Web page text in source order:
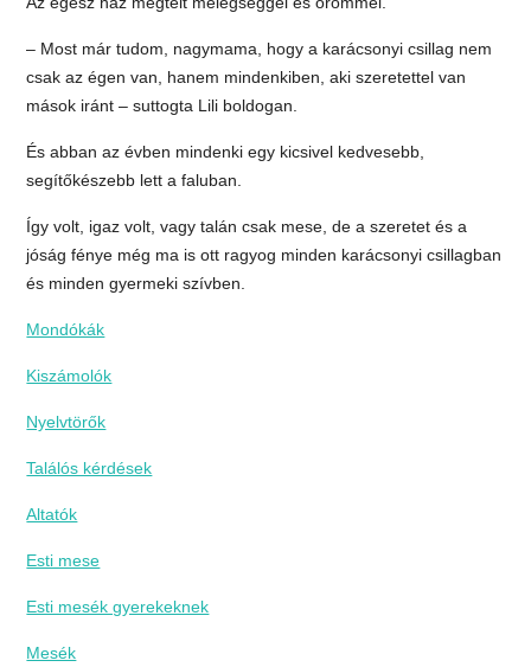
– Most már tudom, nagymama, hogy a karácsonyi csillag nem
csak az égen van, hanem mindenkiben, aki szeretettel van
mások iránt – suttogta Lili boldogan.
És abban az évben mindenki egy kicsivel kedvesebb,
segítőkészebb lett a faluban.
Így volt, igaz volt, vagy talán csak mese, de a szeretet és a
jóság fénye még ma is ott ragyog minden karácsonyi csillagban
és minden gyermeki szívben.
Mondókák
Kiszámolók
Nyelvtörők
Találós kérdések
Altatók
Esti mese
Esti mesék gyerekeknek
Mesék